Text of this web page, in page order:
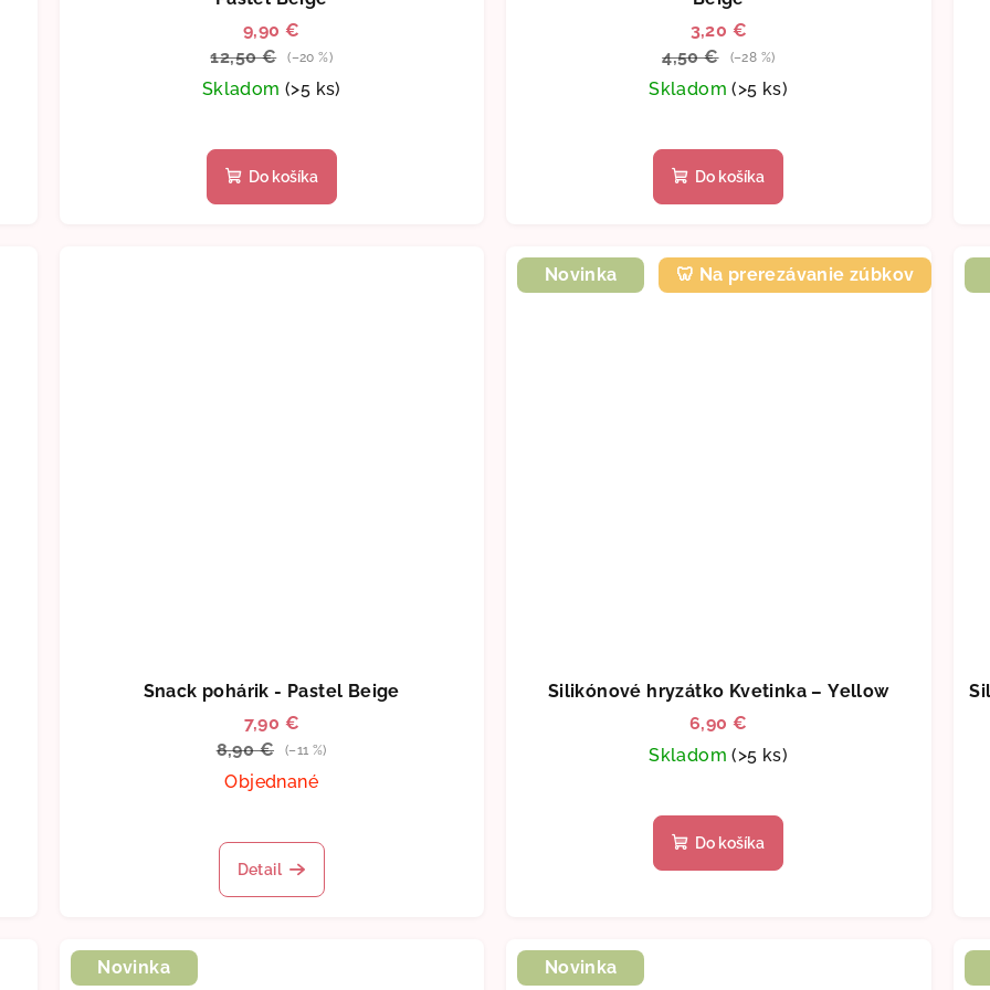
9,90 €
12,50 €
(–20 %)
Skladom (>5 ks)
Do košíka
3,20 €
4,50 €
(–28 %)
Skladom(>5 ks)
Do košíka
Snack pohárik - Pastel Beige
7,90 €
8,90 €
(–11 %)
Objednané
Detail
Novinka 🦷 Na prerezávanie zúbkov
Silikónové hryzátko Kvetinka – Yellow
6,90 €
Skladom(>5 ks)
Do košíka
Novinka Novinka